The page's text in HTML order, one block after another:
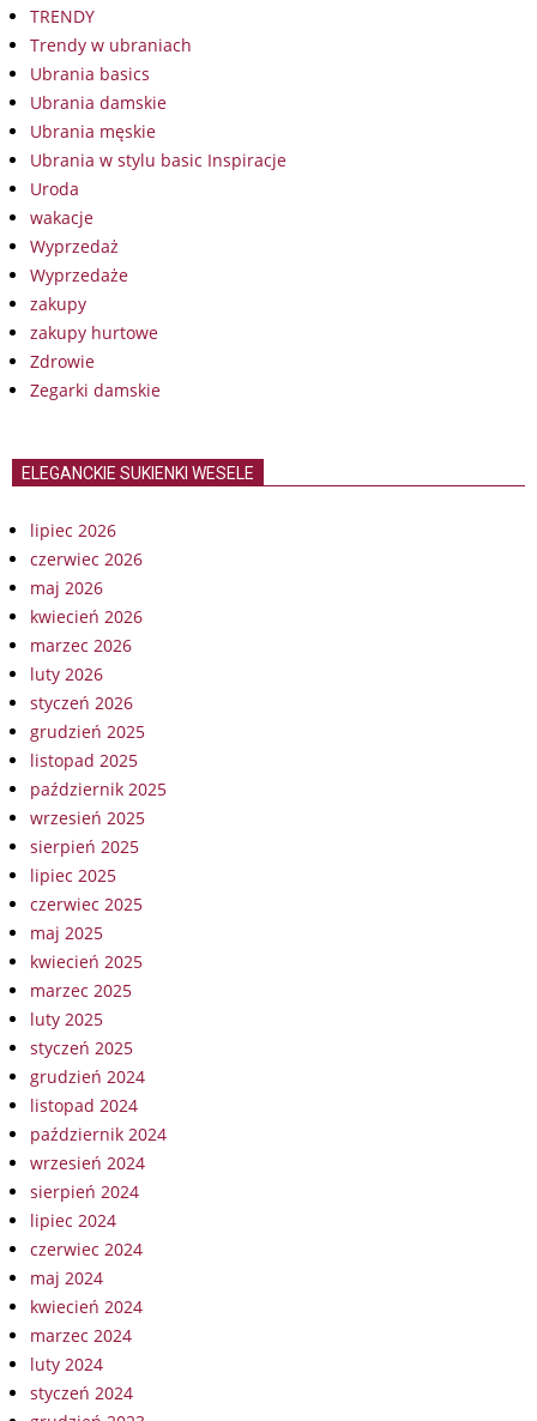
TRENDY
Trendy w ubraniach
Ubrania basics
Ubrania damskie
Ubrania męskie
Ubrania w stylu basic Inspiracje
Uroda
wakacje
Wyprzedaż
Wyprzedaże
zakupy
zakupy hurtowe
Zdrowie
Zegarki damskie
ELEGANCKIE SUKIENKI WESELE
lipiec 2026
czerwiec 2026
maj 2026
kwiecień 2026
marzec 2026
luty 2026
styczeń 2026
grudzień 2025
listopad 2025
październik 2025
wrzesień 2025
sierpień 2025
lipiec 2025
czerwiec 2025
maj 2025
kwiecień 2025
marzec 2025
luty 2025
styczeń 2025
grudzień 2024
listopad 2024
październik 2024
wrzesień 2024
sierpień 2024
lipiec 2024
czerwiec 2024
maj 2024
kwiecień 2024
marzec 2024
luty 2024
styczeń 2024